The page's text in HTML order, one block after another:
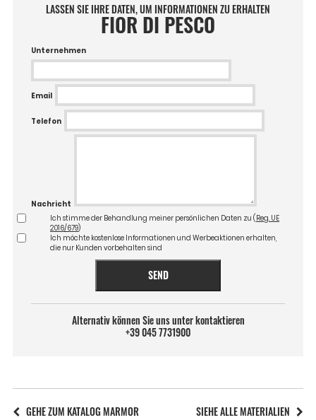
LASSEN SIE IHRE DATEN, UM INFORMATIONEN ZU ERHALTEN
FIOR DI PESCO
Unternehmen
Email
Telefon
Nachricht
Ich stimme der Behandlung meiner persönlichen Daten zu ( Reg. UE
2016/679)
Ich möchte kostenlose Informationen und Werbeaktionen erhalten,
die nur Kunden vorbehalten sind
SEND
Alternativ können Sie uns unter kontaktieren
+39 045 7731900
GEHE ZUM KATALOG MARMOR SIEHE ALLE MATERIALIEN